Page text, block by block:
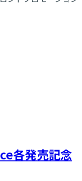
各発売記念